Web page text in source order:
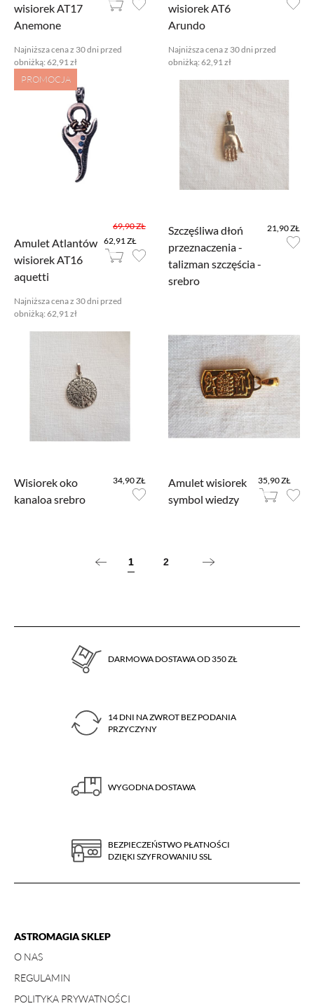
wisiorek AT17
Anemone
Najniższa cena z 30 dni przed
obniżką: 62,91 zł
wisiorek AT6
Arundo
Najniższa cena z 30 dni przed
obniżką: 62,91 zł
PROMOCJA
69,90 ZŁ
Amulet Atlantów
wisiorek AT16
aquetti
62,91 ZŁ
Najniższa cena z 30 dni przed
obniżką: 62,91 zł
Szczęśliwa dłoń
przeznaczenia -
talizman szczęścia -
srebro
21,90 ZŁ
Wisiorek oko
kanaloa srebro
34,90 ZŁ
Amulet wisiorek
symbol wiedzy
35,90 ZŁ
1 2
DARMOWA DOSTAWA OD 350 ZŁ
14 DNI NA ZWROT BEZ PODANIA
PRZYCZYNY
WYGODNA DOSTAWA
BEZPIECZEŃSTWO PŁATNOŚCI
DZIĘKI SZYFROWANIU SSL
ASTROMAGIA SKLEP
O NAS
REGULAMIN
POLITYKA PRYWATNOŚCI